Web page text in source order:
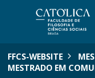
FFCS-WEBSITE
MESTRADO EM